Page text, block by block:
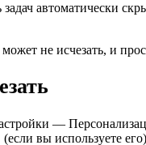
автоматически
не исчезать, и
—
вы используете